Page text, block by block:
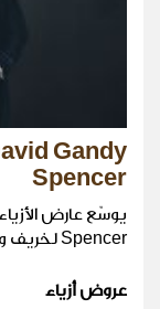
Spencer
Spencer لخريف وشتاء 2018
عروض أزياء